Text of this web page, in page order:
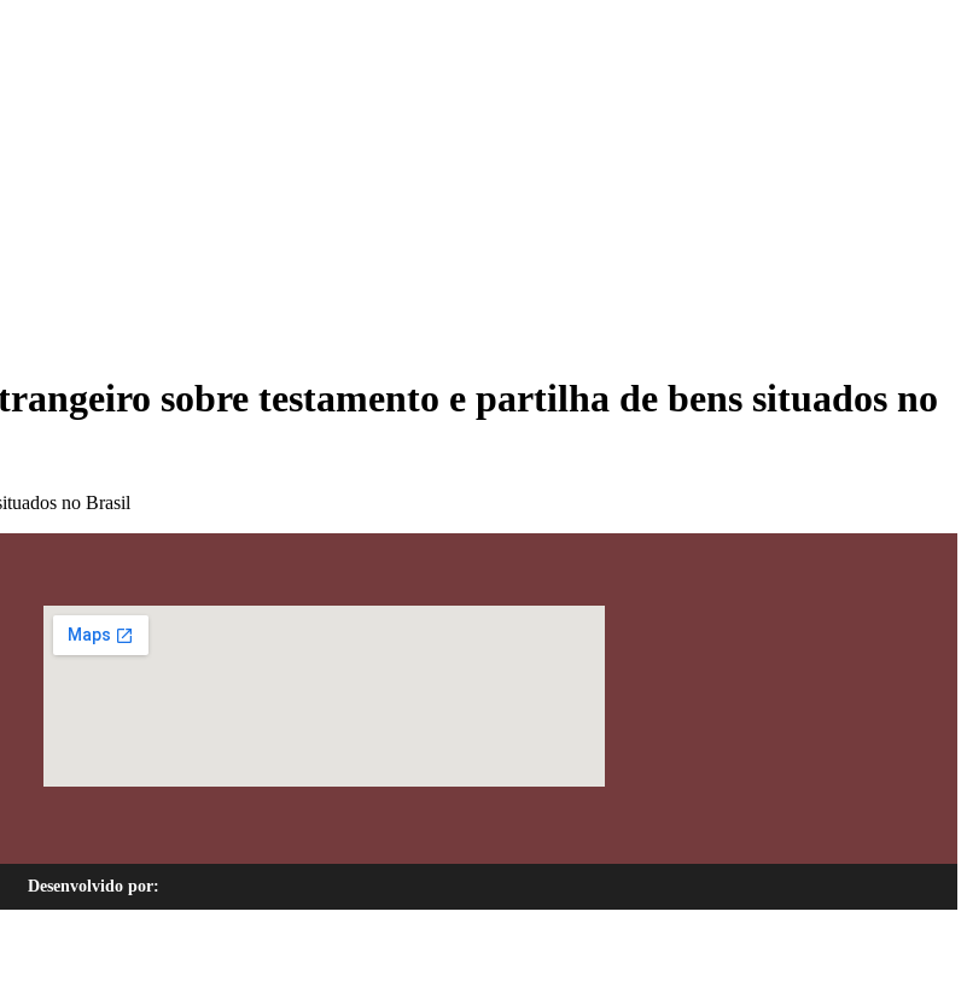
sobre testamento e partilha de bens situados no
no Brasil
Desenvolvido por: